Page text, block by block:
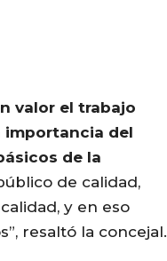
valor el trabajo
importancia del
de la
de calidad,
y en eso
resaltó la concejal.